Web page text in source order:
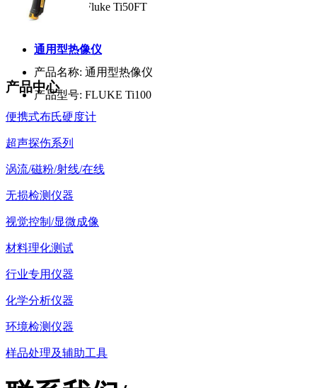
产品型号:
Fluke Ti50FT
通用型热像仪
产品名称: 通用型热像仪
产品型号: FLUKE Ti100
产品中心
便携式布氏硬度计
超声探伤系列
涡流/磁粉/射线/在线
无损检测仪器
视觉控制/显微成像
材料理化测试
行业专用仪器
化学分析仪器
环境检测仪器
样品处理及辅助工具